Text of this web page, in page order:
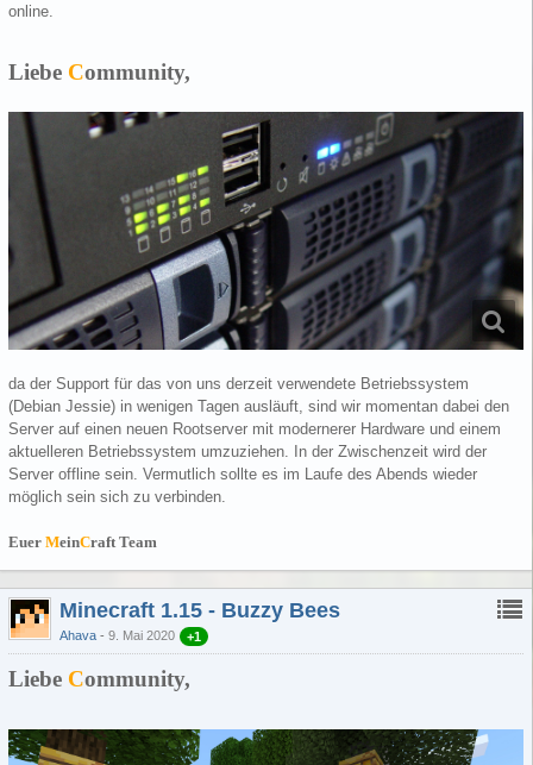
online.
Liebe Community,
da der Support für das von uns derzeit verwendete Betriebssystem
(Debian Jessie) in wenigen Tagen ausläuft, sind wir momentan dabei den
Server auf einen neuen Rootserver mit modernerer Hardware und einem
aktuelleren Betriebssystem umzuziehen. In der Zwischenzeit wird der
Server offline sein. Vermutlich sollte es im Laufe des Abends wieder
möglich sein sich zu verbinden.
Euer MeinCraft Team
Minecraft 1.15 - Buzzy Bees
Ahava 9. Mai 2020 +1
Liebe Community,